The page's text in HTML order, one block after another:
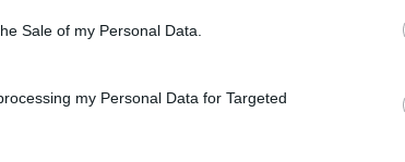
Sale of my Personal Data.
my Personal Data for Targeted
ο Γαληνός Γιαγλής